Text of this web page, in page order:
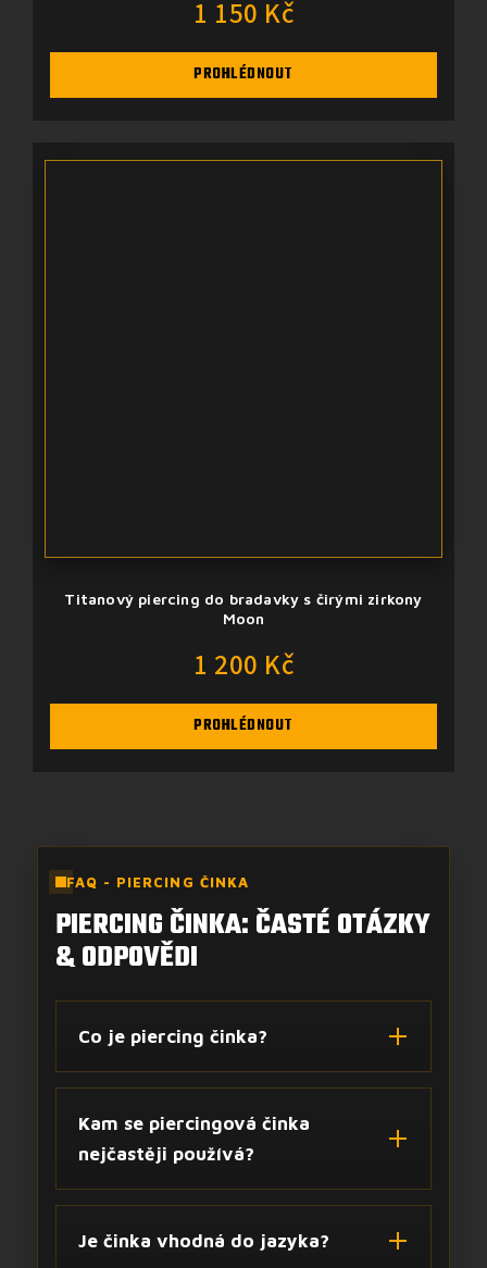
1 150 Kč
PROHLÉDNOUT
Titanový piercing do bradavky s čirými zirkony
Moon
1 200 Kč
PROHLÉDNOUT
FAQ - PIERCING ČINKA
PIERCING ČINKA: ČASTÉ OTÁZKY
& ODPOVĚDI
Co je piercing činka?
Kam se piercingová činka
nejčastěji používá?
Je činka vhodná do jazyka?